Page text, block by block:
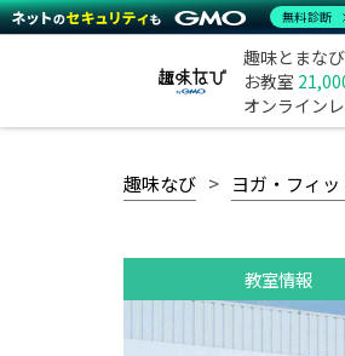
趣味とまな
お教室
オンライン
趣味なび ヨガ・フィッ
教室情報
無料診断